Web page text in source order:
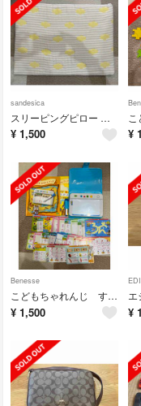
sandesica
スリーピングピロー 吐き戻しをやわらげる ベビー枕 くもボーダー 6重ガーゼ 幅
¥ 1,500 ¥
Benesse
こどもちゃれんじ すてっぷ ひらがななぞりん
¥ 1,500 ¥